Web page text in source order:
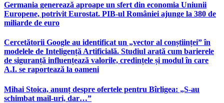
Germania generează aproape un sfert din economia Uniunii
Europene, potrivit Eurostat. PIB-ul României ajunge la 380 de
miliarde de euro
Cercetătorii Google au identificat un „vector al conștiinței” în
modelele de Inteligență Artificială. Studiul arată cum barierele
de siguranță influențează valorile, credințele și modul în care
A.I. se raportează la oameni
Mihai Stoica, anunț despre ofertele pentru Bîrligea: „S-au
schimbat mail-uri, dar…”